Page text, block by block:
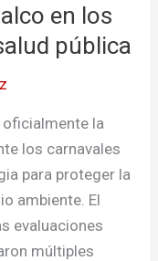
en los
pública
oficialmente la
los carnavales
para proteger la
ambiente. El
evaluaciones
múltiples